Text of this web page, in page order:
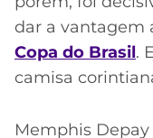
dar a vantagem
Copa do Brasil.
camisa
Memphis